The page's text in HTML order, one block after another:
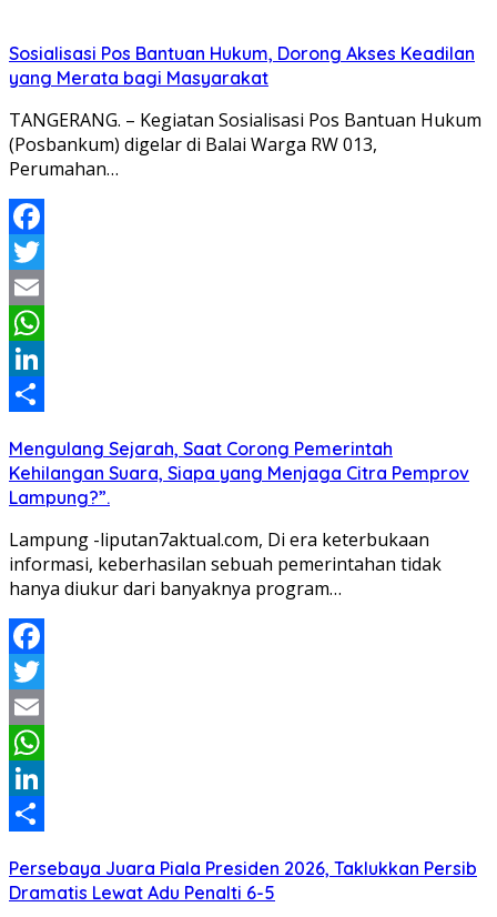
Sosialisasi Pos Bantuan Hukum, Dorong Akses Keadilan
yang Merata bagi Masyarakat
TANGERANG. – Kegiatan Sosialisasi Pos Bantuan Hukum
(Posbankum) digelar di Balai Warga RW 013,
Perumahan…
Facebook
Twitter
Email
WhatsApp
LinkedIn
Mengulang Sejarah, Saat Corong Pemerintah
Kehilangan Suara, Siapa yang Menjaga Citra Pemprov
Lampung?”.
Lampung -liputan7aktual.com, Di era keterbukaan
informasi, keberhasilan sebuah pemerintahan tidak
hanya diukur dari banyaknya program…
Facebook
Twitter
Email
WhatsApp
LinkedIn
Persebaya Juara Piala Presiden 2026, Taklukkan Persib
Dramatis Lewat Adu Penalti 6-5